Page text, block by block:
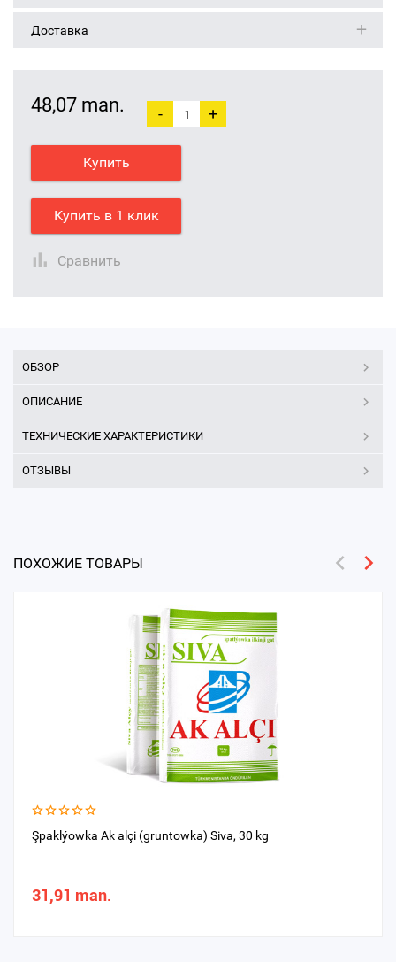
Доставка
48,07 man. - +
Купить
Купить в 1 клик
Сравнить
ОБЗОР
ОПИСАНИЕ
ТЕХНИЧЕСКИЕ ХАРАКТЕРИСТИКИ
ОТЗЫВЫ
ПОХОЖИЕ ТОВАРЫ
Şpaklýowka Ak alçi (gruntowka) Siva, 30 kg
31,91 man.